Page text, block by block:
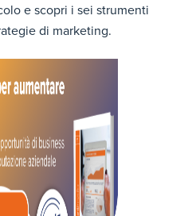
e scopri i sei strumenti
di marketing.